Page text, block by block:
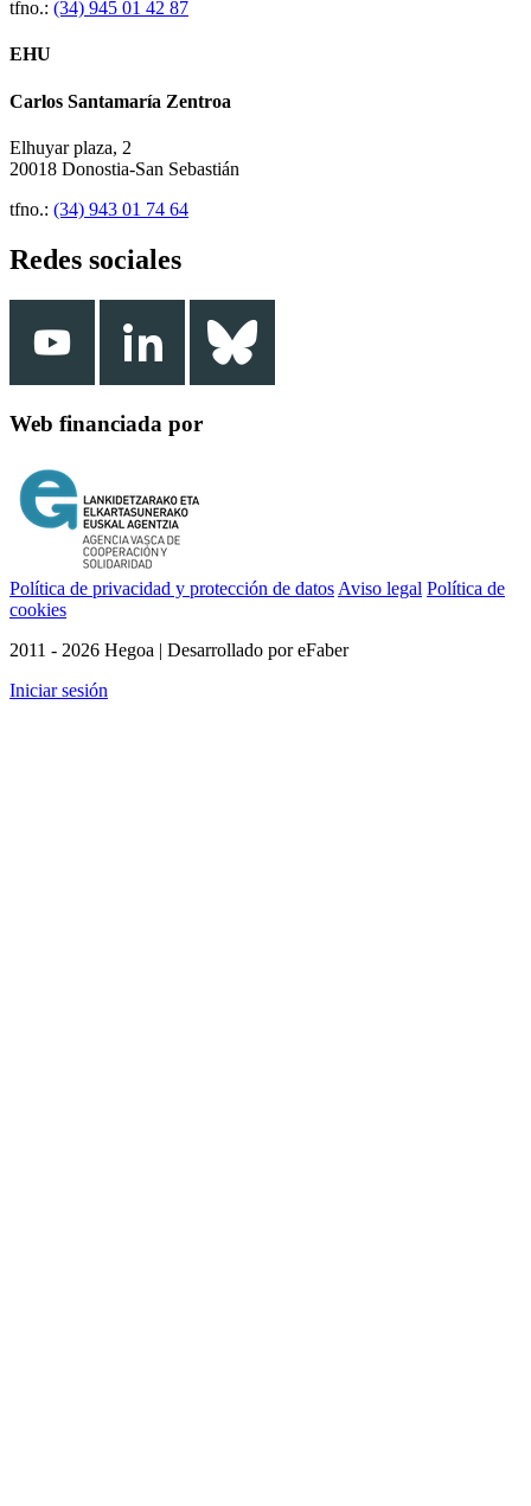
tfno.: (34) 945 01 42 87
EHU
Carlos Santamaría Zentroa
Elhuyar plaza, 2
20018 Donostia-San Sebastián
tfno.: (34) 943 01 74 64
Redes sociales
Web financiada por
Política de privacidad y protección de datos Aviso legal Política de
cookies
2011 - 2026 Hegoa | Desarrollado por eFaber
Iniciar sesión